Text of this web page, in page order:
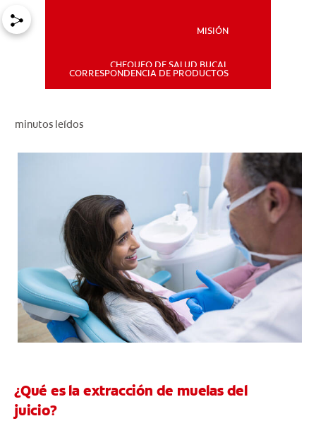
PARA PROFESIONALES
DONDE COMPRAR
MX (ES)
SUSCRÍBASE
MISIÓN
CHEQUEO DE SALUD BUCAL
CORRESPONDENCIA DE PRODUCTOS
minutos leídos
¿Qué es la extracción de muelas del
juicio?